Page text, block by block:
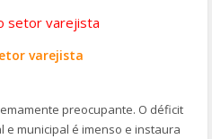
varejista
preocupante. O déficit
municipal é imenso e instaura